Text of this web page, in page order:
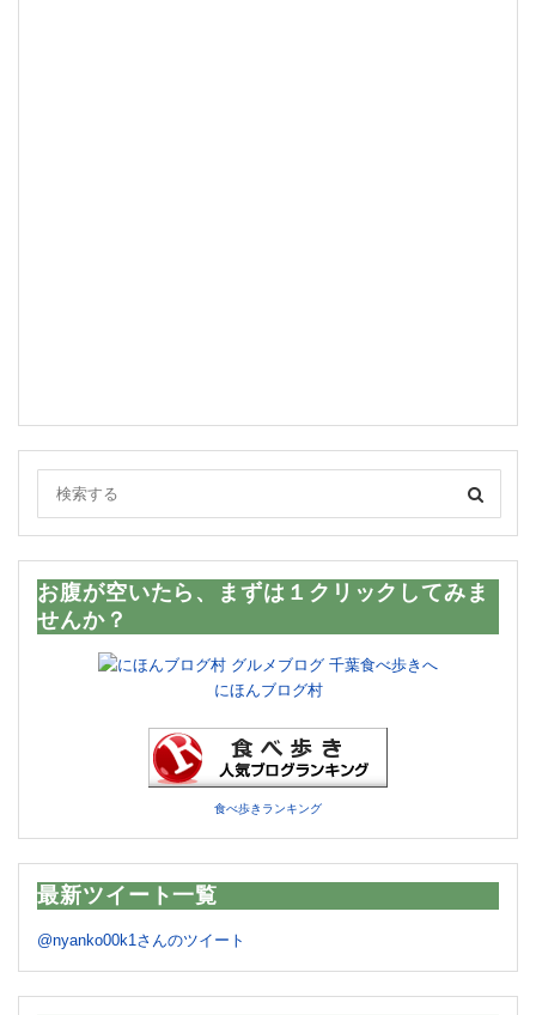
お腹が空いたら、まずは１クリックしてみま
せんか？
にほんブログ村
食べ歩きランキング
最新ツイート一覧
@nyanko00k1さんのツイート